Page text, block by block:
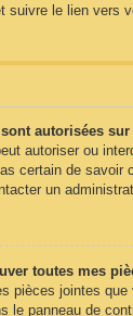
suivre le lien vers
autorisées
autoriser ou
certain de savoir
un
toutes mes
pièces jointes que
le panneau de